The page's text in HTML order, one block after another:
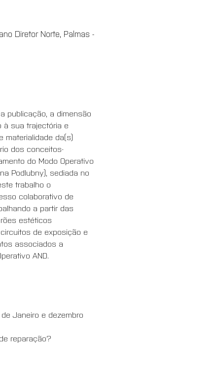
Diretor Norte, Palmas -
publicação, a dimensão
à sua trajectória e
materialidade da(s)
dos conceitos-
do Modo Operativo
Podlubny), sediada no
trabalho o
colaborativo de
a partir das
estéticos
de exposição e
associados a
AND.
de Janeiro e dezembro
reparação?